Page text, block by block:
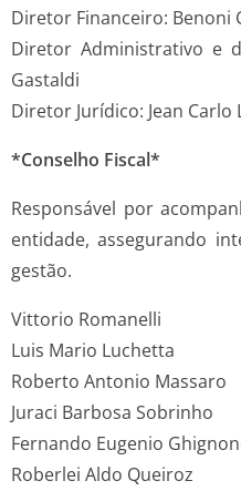
Diretor Financeiro: Benoni
Diretor Administrativo e
Gastaldi
Diretor Jurídico: Jean Carlo
*Conselho Fiscal*
Responsável por
entidade, assegurando
gestão.
Vittorio Romanelli
Luis Mario Luchetta
Roberto Antonio Massaro
Juraci Barbosa Sobrinho
Fernando Eugenio
Roberlei Aldo Queiroz